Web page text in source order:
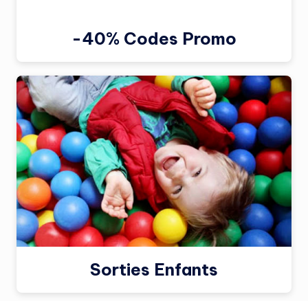
-40% Codes Promo
Sorties Enfants